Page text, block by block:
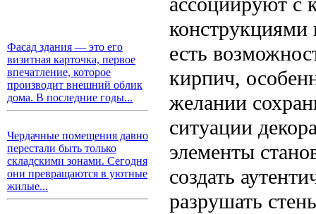
Фасад здания — это его
визитная карточка, первое
впечатление, которое
производит внешний облик
дома. В последние годы...
Чердачные помещения давно
перестали быть только
складскими зонами. Сегодня
они превращаются в уютные
жилые...
конструкциями
есть
кирпич,
желании
ситуации
элементы
создать
разрушать